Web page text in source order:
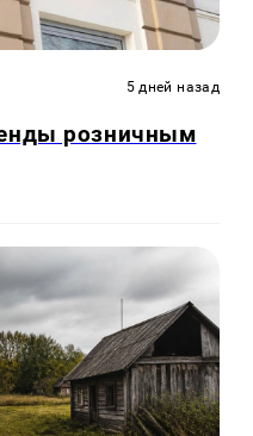
5 дней назад
розничным